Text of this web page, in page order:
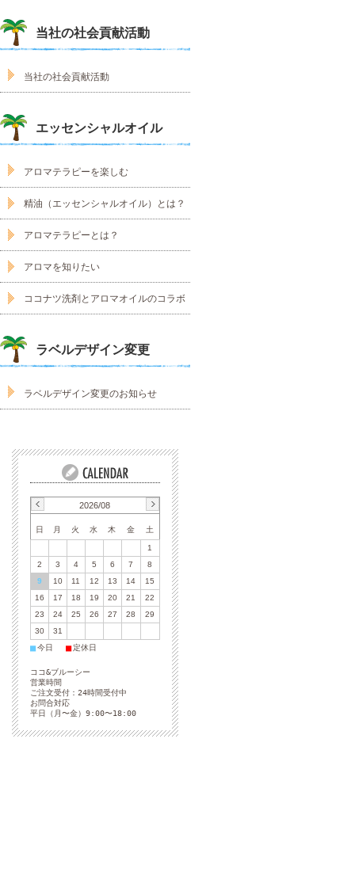
当社の社会貢献活動
当社の社会貢献活動
エッセンシャルオイル
アロマテラピーを楽しむ
精油（エッセンシャルオイル）とは？
アロマテラピーとは？
アロマを知りたい
ココナツ洗剤とアロマオイルのコラボ
ラベルデザイン変更
ラベルデザイン変更のお知らせ
2026/08
日 月 火 水 木 金 土
1
2
3 4 5 6 7
8
9
10 11 12 13 14
15
16
17 18 19 20 21
22
23
24 25 26 27 28
29
30
31
■今日 ■定休日
ココ&ブルーシー
営業時間
ご注文受付：24時間受付中
お問合対応
平日（月〜金）9:00〜18:00